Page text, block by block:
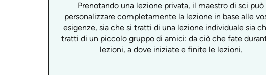
Prenotando una lezione privata, il maestro di sci può
personalizzare completamente la lezione in base alle
esigenze, sia che si tratti di una lezione individuale sia
tratti di un piccolo gruppo di amici: da ciò che fate
lezioni, a dove iniziate e finite le lezioni.